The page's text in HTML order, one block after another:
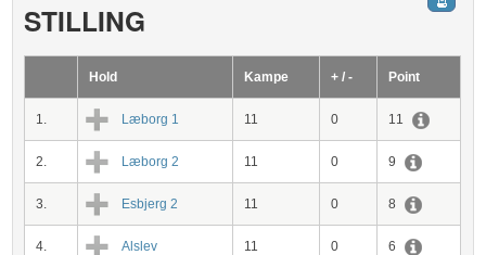
STILLING
Hold Kampe + / - Point
1. Læborg 1 11 0 11
2. Læborg 2 11 0 9
3. Esbjerg 2 11 0 8
4. Alslev 11 0 6